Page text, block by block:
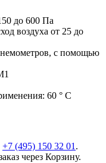
до 600 Па
воздуха от 25 до
с помощью
60 ° C
+7 (495) 150 32 01 .
через Корзину.